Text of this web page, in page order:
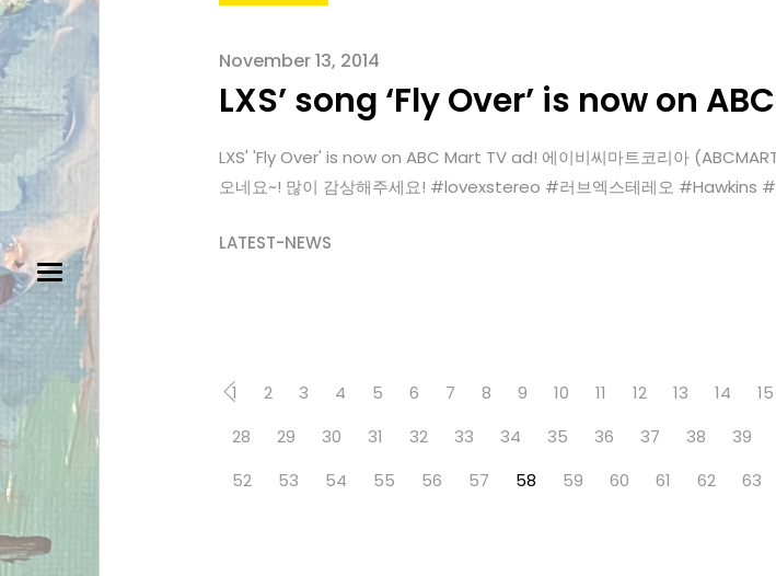
November 13, 2014
LXS’ song ‘Fly Over’ is now on
LXS' 'Fly Over' is now on ABC Mart TV ad! 에이비씨마트코리아
오네요~! 많이 감상해주세요! #lovexstereo #러브엑스테레오 #Hawkins
LATEST-NEWS
1 2 3 4 5 6 7 8 9 10 11 12 13 14 15
28
29 30 31 32 33 34 35 36 37 38 39
52
53 54 55 56 57 58 59 60 61 62 63